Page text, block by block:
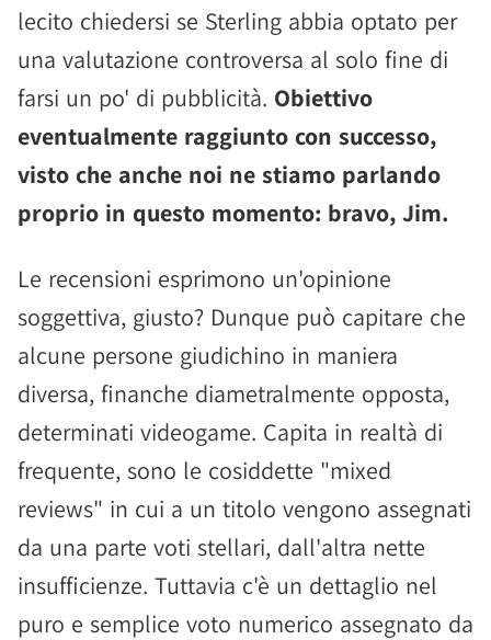
lecito chiedersi se Sterling abbia optato per
una valutazione controversa al solo fine di
farsi un po' di pubblicità. Obiettivo
eventualmente raggiunto con successo,
visto che anche noi ne stiamo parlando
proprio in questo momento: bravo, Jim.
Le recensioni esprimono un'opinione
soggettiva, giusto? Dunque può capitare che
alcune persone giudichino in maniera
diversa, finanche diametralmente opposta,
determinati videogame. Capita in realtà di
frequente, sono le cosiddette "mixed
reviews" in cui a un titolo vengono assegnati
da una parte voti stellari, dall'altra nette
insufficienze. Tuttavia c'è un dettaglio nel
puro e semplice voto numerico assegnato da